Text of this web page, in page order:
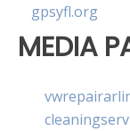
gpsyfl.org
MEDIA